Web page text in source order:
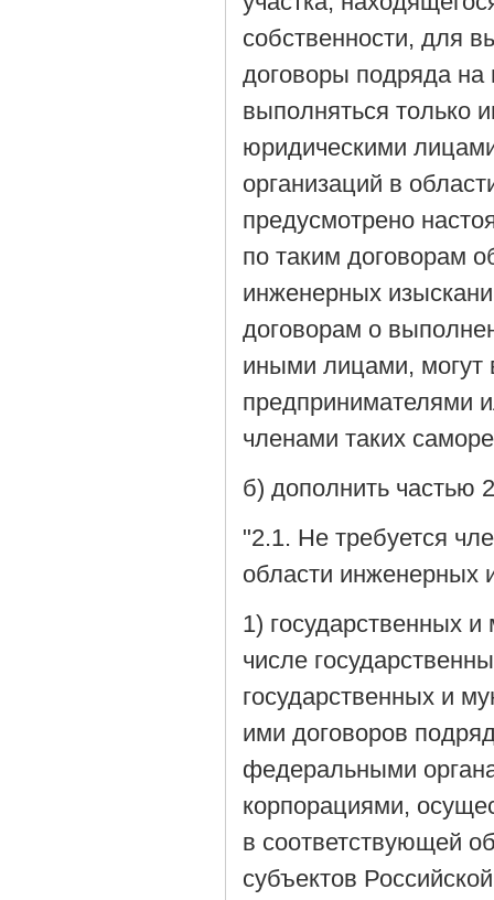
собственности, для
договоры подряда
выполняться только
юридическими
организаций в
предусмотрено
по таким договорам
инженерных
договорам о
иными лицами, могут
предпринимателями
членами таких
б) дополнить частью
"2.1. Не требуется
области инженерных
1) государственных
числе
государственных и
ими договоров
федеральными
корпорациями,
в соответствующей
субъектов